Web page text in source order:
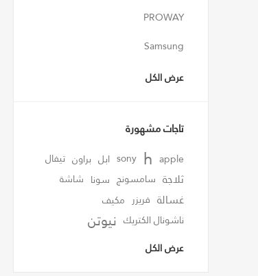
PROWAY
Samsung
عرض الكل
تاجات مشهورة
apple
h
sony ابل براون تيفال
ثلاجة سامسونج سونا شاشة
غسالة فريزر مكيف
ناشونال الكتريك نيوتن
عرض الكل